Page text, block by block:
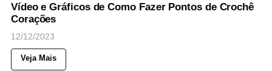
Vídeo e Gráficos de Como Fazer Pontos de Crochê
Corações
12/12/2023
Veja Mais